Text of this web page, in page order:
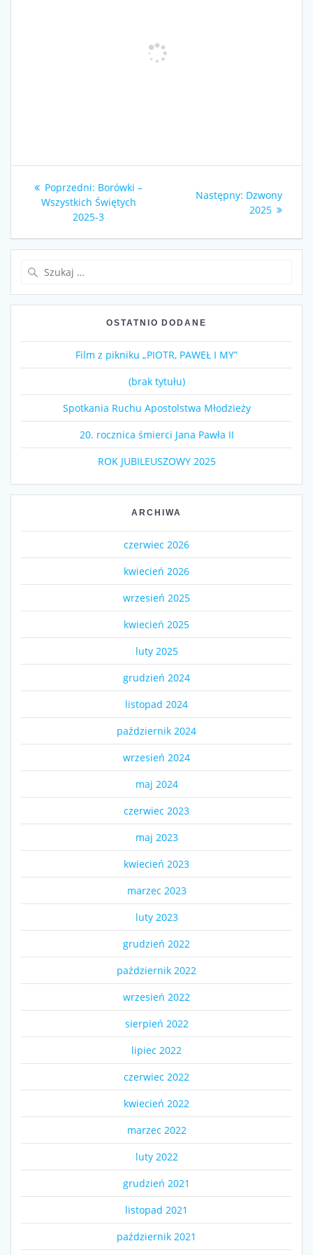
Nawigacja
wpisu
Poprzedni: Poprzedni
wpis:
Borówki –
Wszystkich Świętych
2025-3
Następny: Następny
wpis:
Dzwony
2025
OSTATNIO DODANE
Film z pikniku „PIOTR, PAWEŁ I MY”
(brak tytułu)
Spotkania Ruchu Apostolstwa Młodzieży
20. rocznica śmierci Jana Pawła II
ROK JUBILEUSZOWY 2025
ARCHIWA
czerwiec 2026
kwiecień 2026
wrzesień 2025
kwiecień 2025
luty 2025
grudzień 2024
listopad 2024
październik 2024
wrzesień 2024
maj 2024
czerwiec 2023
maj 2023
kwiecień 2023
marzec 2023
luty 2023
grudzień 2022
październik 2022
wrzesień 2022
sierpień 2022
lipiec 2022
czerwiec 2022
kwiecień 2022
marzec 2022
luty 2022
grudzień 2021
listopad 2021
październik 2021